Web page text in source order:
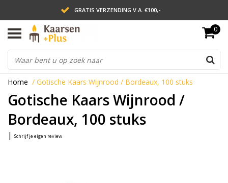
GRATIS VERZENDING V.A. €100,-
LEVERING BINNEN 2 WERKDAGEN
ACHTERAF BETALEN VIA AFTERPAY
0
Home / Gotische Kaars Wijnrood / Bordeaux, 100 stuks
Gotische Kaars Wijnrood /
Bordeaux, 100 stuks
| Schrijf je eigen review